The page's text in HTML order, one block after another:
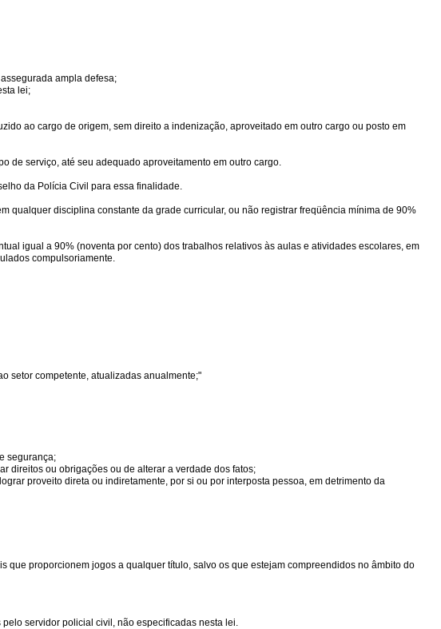
ampla defesa;
lei;
ao cargo de origem, sem direito a indenização, aproveitado em outro cargo ou posto em
de serviço, até seu adequado aproveitamento em outro cargo.
da Polícia Civil para essa finalidade.
disciplina constante da grade curricular, ou não registrar freqüência mínima de 90%
igual a 90% (noventa por cento) dos trabalhos relativos às aulas e atividades escolares, em
compulsoriamente.
setor competente, atualizadas anualmente;"
segurança;
direitos ou obrigações ou de alterar a verdade dos fatos;
proveito direta ou indiretamente, por si ou por interposta pessoa, em detrimento da
proporcionem jogos a qualquer título, salvo os que estejam compreendidos no âmbito do
servidor policial civil, não especificadas nesta lei.